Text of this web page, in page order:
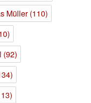
Müller(110)
(92)